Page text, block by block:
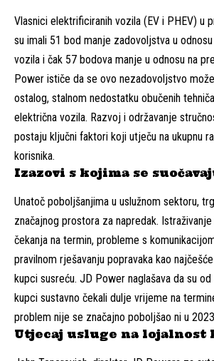
Vlasnici elektrificiranih vozila (EV i PHEV) u
su imali 51 bod manje zadovoljstva u
vozila i čak 57 bodova manje u odnosu na
Power ističe da se ovo nezadovoljstvo
ostalog, stalnom nedostatku obučenih
električna vozila. Razvoj i održavanje
postaju ključni faktori koji utječu na ukupnu
korisnika.
Izazovi s kojima se
Unatoč poboljšanjima u uslužnom sektoru,
značajnog prostora za napredak.
čekanja na termin, probleme s
pravilnom rješavanju popravaka kao
kupci susreću. JD Power naglašava da su
kupci sustavno čekali dulje vrijeme na
problem nije se značajno poboljšao ni u
Utjecaj usluge na lojalnost